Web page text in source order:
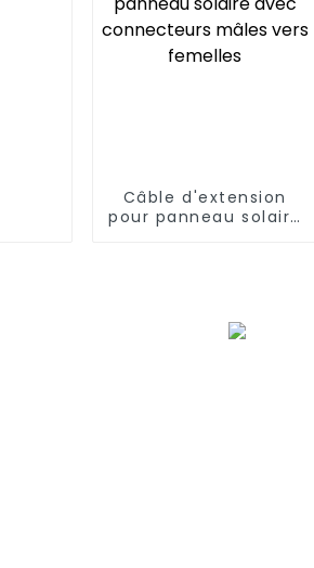
Câble d'extension
pour panneau solaire